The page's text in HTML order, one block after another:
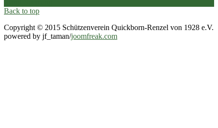
Back to top
Copyright © 2015 Schützenverein Quickborn-Renzel von 1928 e.V.
powered by jf_taman/joomfreak.com